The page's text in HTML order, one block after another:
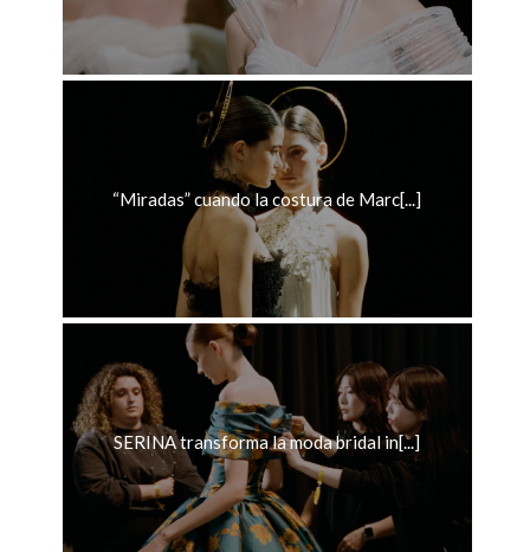
“Miradas” cuando la costura de Marc[...]
SERINA transforma la moda bridal in[...]